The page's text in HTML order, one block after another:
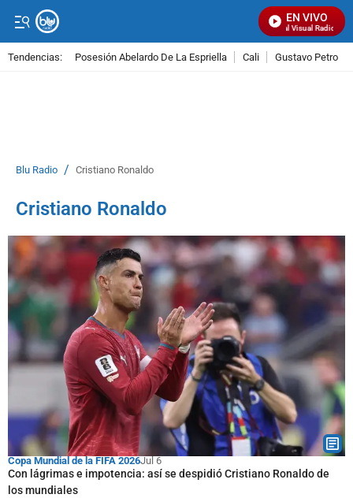
EN VIVO
Señal Visual Radio
Tendencias: Posesión Abelardo De La Espriella Cali Gustavo Petro
Blu Radio / Cristiano Ronaldo
Cristiano Ronaldo
Copa Mundial de la FIFA 2026Jul 6
Con lágrimas e impotencia: así se despidió Cristiano Ronaldo de
los mundiales